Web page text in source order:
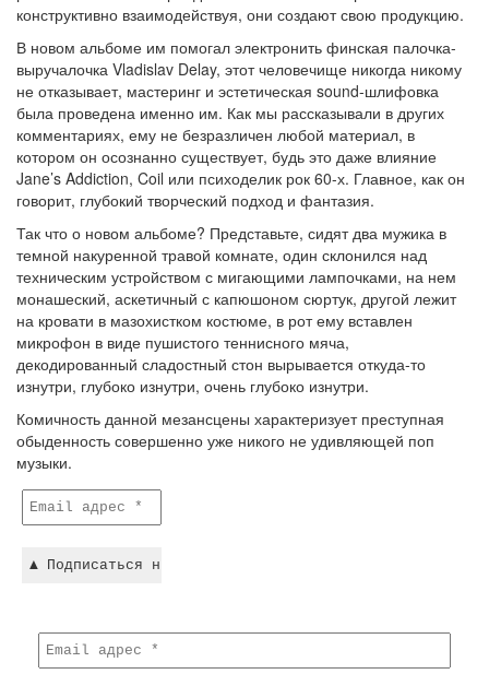
конструктивно взаимодействуя, они создают свою продукцию.
В новом альбоме им помогал электронить финская палочка-
выручалочка Vladislav Delay, этот человечище никогда никому
не отказывает, мастеринг и эстетическая sound-шлифовка
была проведена именно им. Как мы рассказывали в других
комментариях, ему не безразличен любой материал, в
котором он осознанно существует, будь это даже влияние
Jane’s Addiction, Coil или психоделик рок 60-х. Главное, как он
говорит, глубокий творческий подход и фантазия.
Так что о новом альбоме? Представьте, сидят два мужика в
темной накуренной травой комнате, один склонился над
техническим устройством с мигающими лампочками, на нем
монашеский, аскетичный с капюшоном сюртук, другой лежит
на кровати в мазохистком костюме, в рот ему вставлен
микрофон в виде пушистого теннисного мяча,
декодированный сладостный стон вырывается откуда-то
изнутри, глубоко изнутри, очень глубоко изнутри.
Комичность данной мезансцены характеризует преступная
обыденность совершенно уже никого не удивляющей поп
музыки.